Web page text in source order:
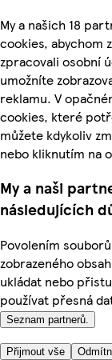
My a našich 18
cookies, abychom
zpracovali osobní
umožníte
reklamu. V
cookies, které
můžete kdykoliv
nebo kliknutím na
My a naši
následujících
Povolením
zobrazeného
ukládat nebo
používat přesná
Seznam partnerů.
Přijmout vše